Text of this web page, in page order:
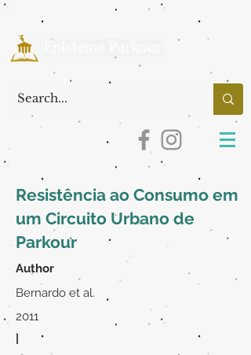
Resistência ao Consumo em
um Circuito Urbano de
Parkour
Author
Bernardo et al.
2011
|